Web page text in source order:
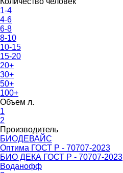
1-4
4-6
6-8
8-10
10-15
15-20
20+
30+
50+
100+
Объем л.
1
2
Производитель
БИОДЕВАЙС
Оптима ГОСТ Р - 70707-2023
БИО ДЕКА ГОСТ Р - 70707-2023
Воданофф